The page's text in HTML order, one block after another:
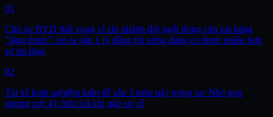
01
Chủ xe BYD thất vọng vì chi nhánh đột ngột đóng cửa mà hãng
"lặng thinh": bỏ ra gần 1 tỷ đồng thì xứng đáng có được nhiều hơn
sự im lặng
02
Tài xế kinh nghiệm luôn để sẵn 3 món này trong xe: Nhỏ gọn
nhưng cực kỳ hữu ích khi gặp sự cố